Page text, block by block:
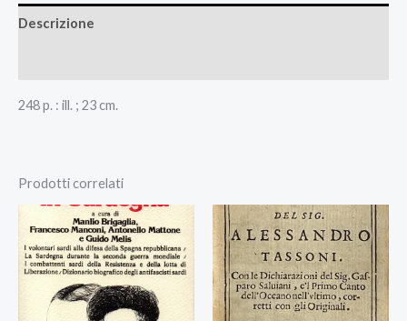
Descrizione
248 p. : ill. ; 23 cm.
Prodotti correlati